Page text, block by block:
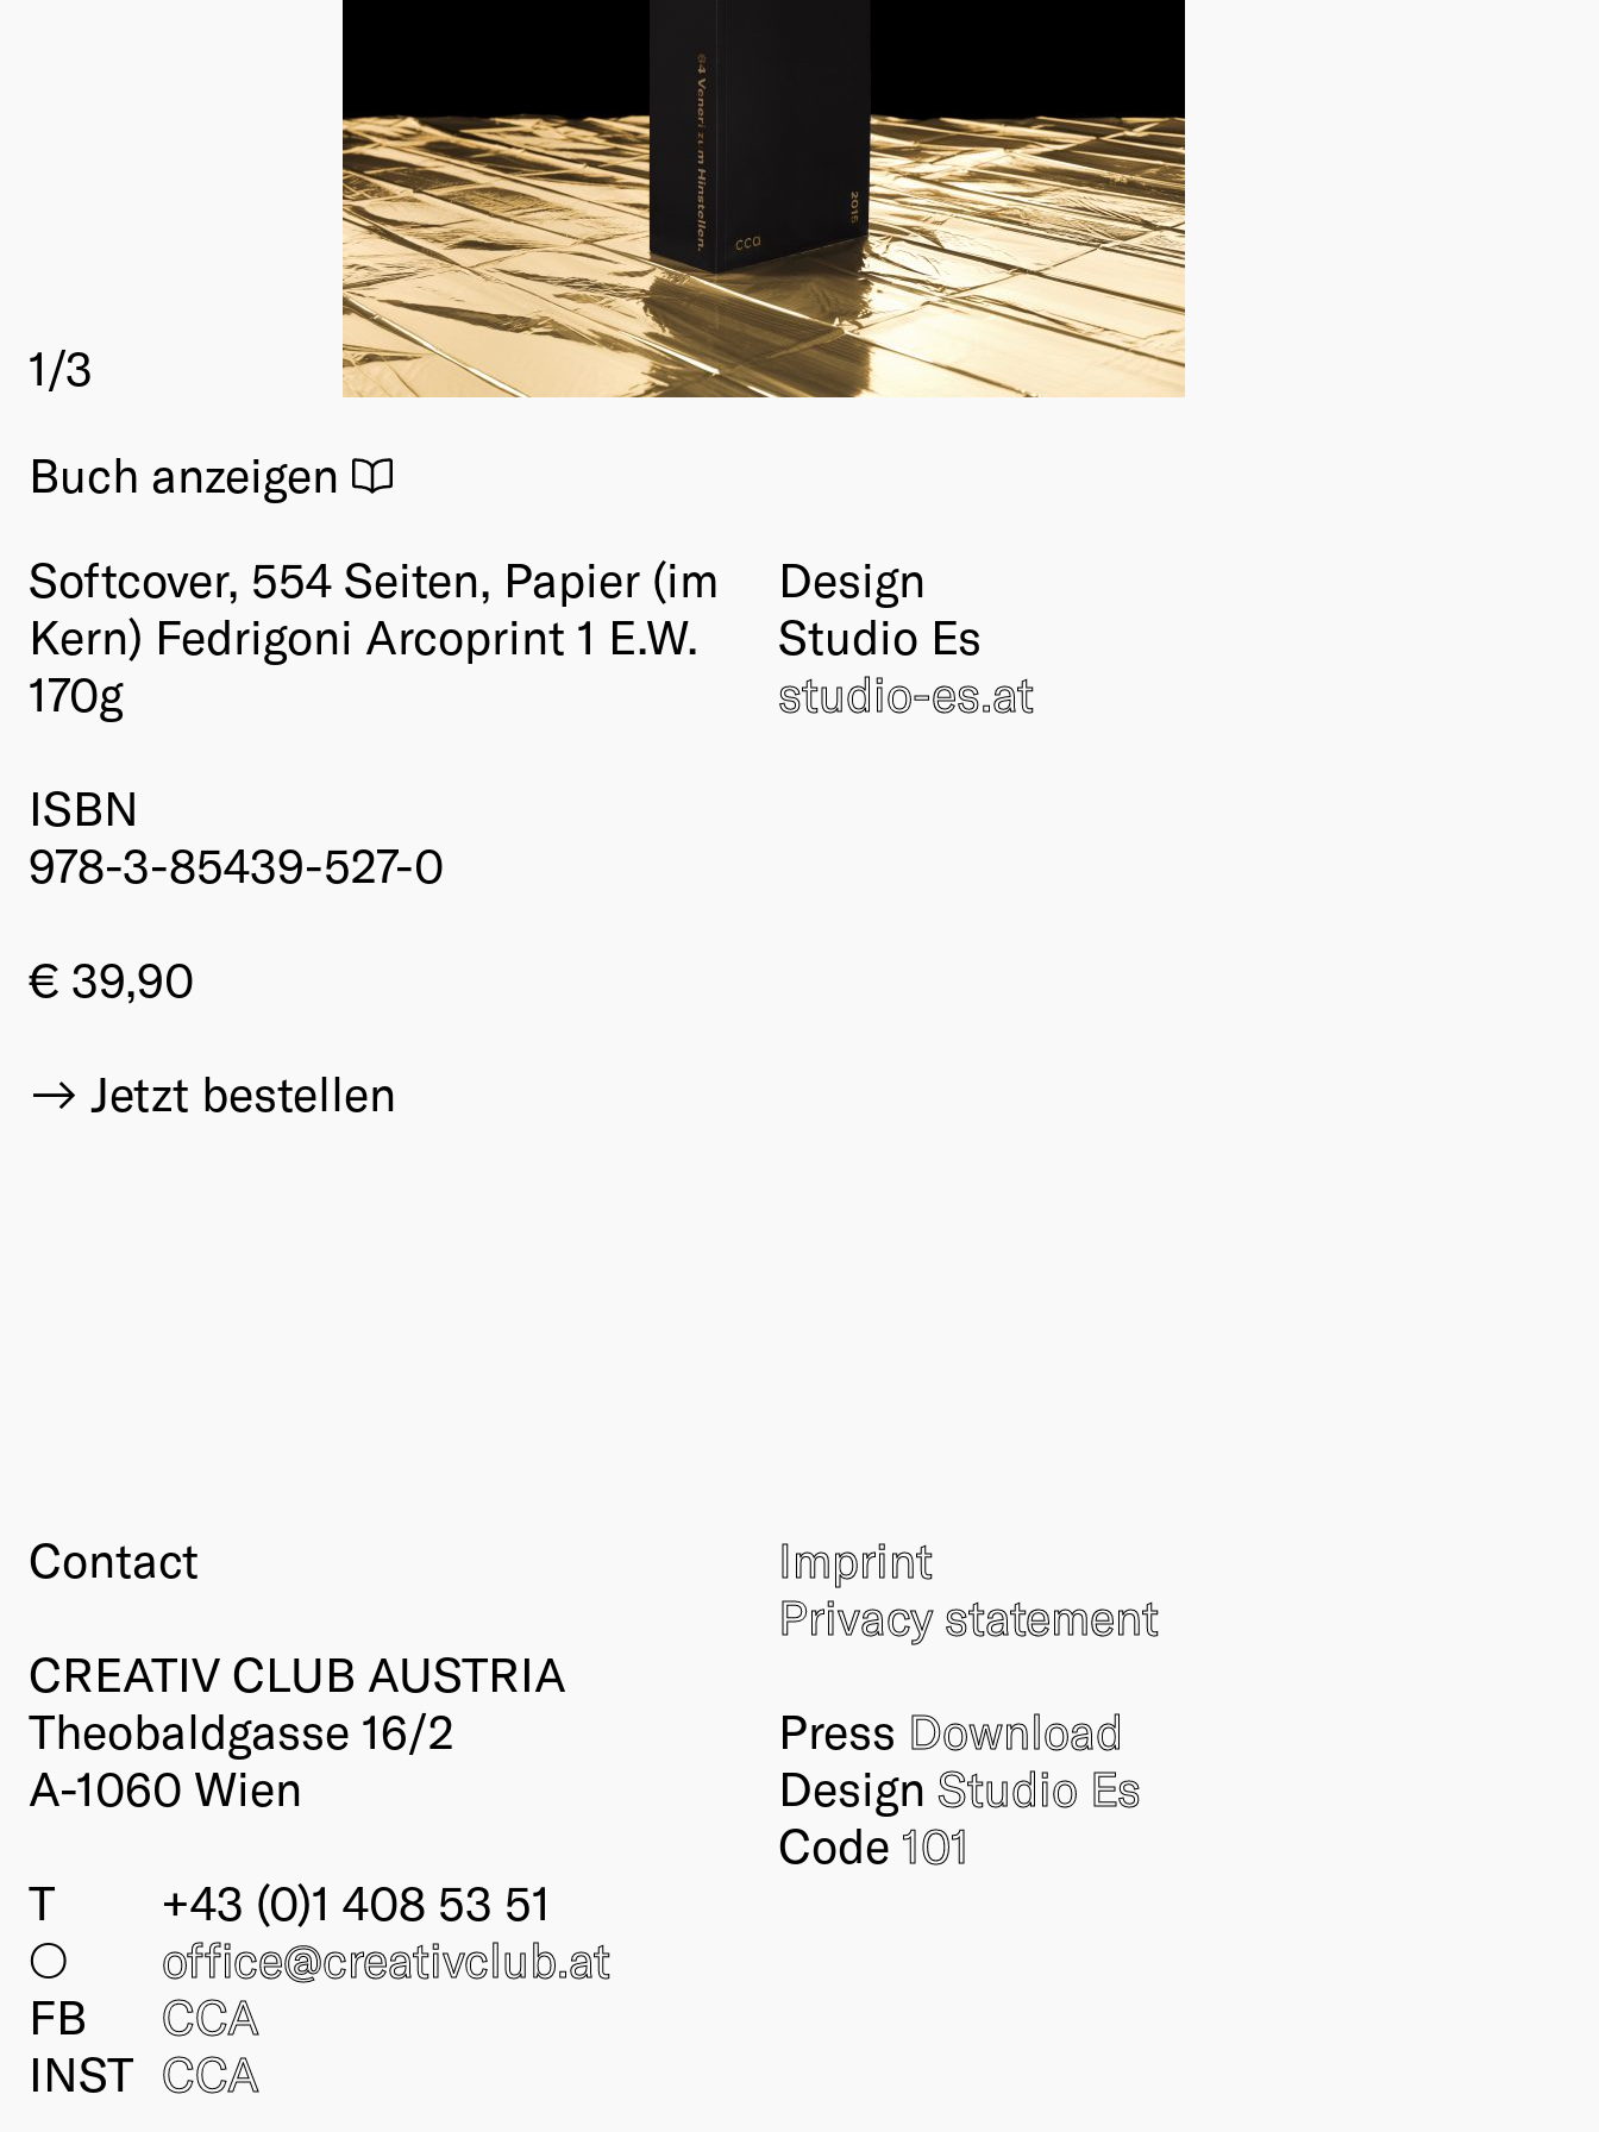
1/3
Buch anzeigen
Softcover, 554 Seiten, Papier (im
Kern) Fedrigoni Arcoprint 1 E.W.
170g
ISBN
978-3-85439-527-0
€ 39,90
Jetzt bestellen
Design
Studio Es
studio-es.at
Contact
CREATIV CLUB AUSTRIA
Theobaldgasse 16/2
A-1060 Wien
T
+43 (0)1 408 53 51
○
office@creativclub.at
FB
CCA
INST CCA
Imprint
Privacy statement
Press Download
Design Studio Es
Code 101